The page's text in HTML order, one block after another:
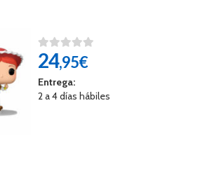
24,95€
Entrega:
2 a 4 días hábiles